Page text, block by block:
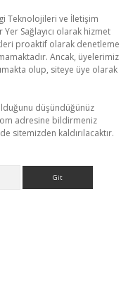
Teknolojileri ve İletişim
Sağlayıcı olarak hizmet
proaktif olarak denetleme
Ancak, üyelerimiz
olup, siteye üye olarak
düşündüğünüz
adresine bildirmeniz
sitemizden kaldırılacaktır.